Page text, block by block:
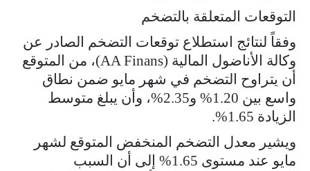
التوقعات المتعلقة بالتضخم
وفقاً لنتائج استطلاع توقعات التضخم الصادر عن
وكالة الأناضول المالية (AA Finans)، من المتوقع
أن يتراوح التضخم في شهر مايو ضمن نطاق
واسع بين 1.20% و2.35%، وأن يبلغ متوسط
الزيادة 1.65%.
ويشير معدل التضخم المنخفض المتوقع لشهر
مايو عند مستوى 1.65% إلى أن السبب